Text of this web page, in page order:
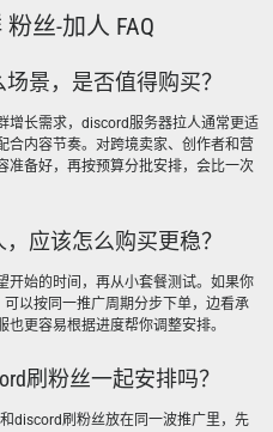
丝-加人 FAQ
景，是否值得购买？
增长需求，discord服务器拉人通常更适
合内容节奏。对跨境卖家、创作者和营
准备好，再按预算分批安排，会比一次
应该怎么购买更稳？
开始的时间，再从小套餐测试。如果你
以按同一推广周期分步下单，边看承
更容易根据进度帮你调整安排。
刷粉丝一起安排吗？
discord刷粉丝放在同一波推广里，先